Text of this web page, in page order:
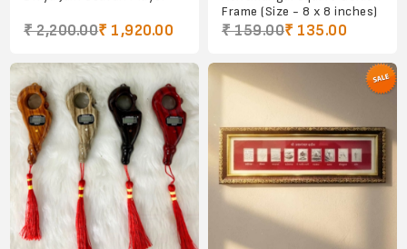
₹ 2,200.00₹ 1,920.00
Frame (Size - 8 x 8 inches)
₹ 159.00₹ 135.00